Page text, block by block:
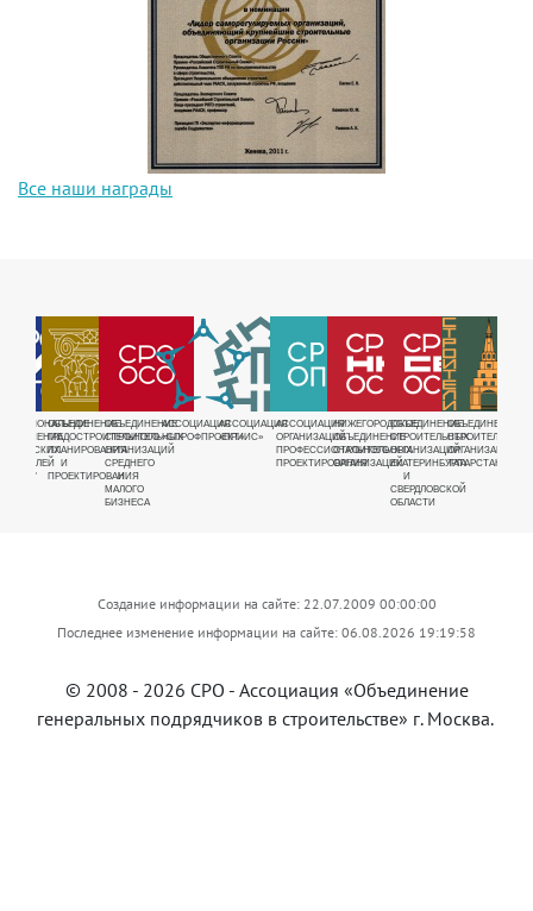
Все наши награды
ОБЪЕДИНЕНИЕ
ГРАДОСТРОИТЕЛЬНОГО
ПЛАНИРОВАНИЯ
И
ПРОЕКТИРОВАНИЯ
ОБЪЕДИНЕНИЕ
СТРОИТЕЛЬНЫХ
ОРГАНИЗАЦИЙ
СРЕДНЕГО
И
МАЛОГО
БИЗНЕСА
АССОЦИАЦИЯ
«СПРОФПРОЕКТ»
АССОЦИАЦИЯ
«ПРИИС»
АССОЦИАЦИЯ
ОРГАНИЗАЦИЙ
ПРОФЕССИОНАЛЬНОГО
ПРОЕКТИРОВАНИЯ
НИЖЕГОРОДСКОЕ
ОБЪЕДИНЕНИЕ
СТРОИТЕЛЬНЫХ
ОРГАНИЗАЦИЙ
ОБЪЕДИНЕНИЕ
СТРОИТЕЛЬНЫХ
ОРГАНИЗАЦИЙ
ЕКАТЕРИНБУРГА
И
СВЕРДЛОВСКОЙ
ОБЛАСТИ
ОБЪЕДИНЕНИЕ
СТРОИТЕЛЬНЫХ
ОРГАНИЗАЦИЙ
ТАТАРСТАНА
Создание информации на сайте: 22.07.2009 00:00:00
Последнее изменение информации на сайте: 06.08.2026 19:19:58
© 2008 - 2026 СРО - Ассоциация «Объединение
генеральных подрядчиков в строительстве» г. Москва.